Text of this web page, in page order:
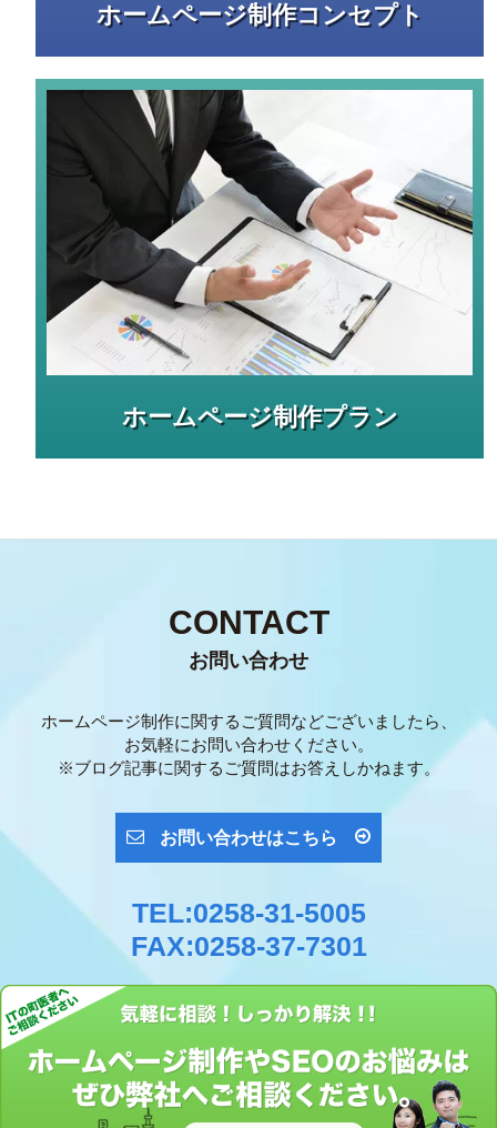
ホームページ制作コンセプト
ホームページ制作プラン
CONTACT
お問い合わせ
ホームページ制作に関するご質問などございましたら、
お気軽にお問い合わせください。
※ブログ記事に関するご質問はお答えしかねます。
お問い合わせはこちら
TEL:0258-31-5005
FAX:0258-37-7301